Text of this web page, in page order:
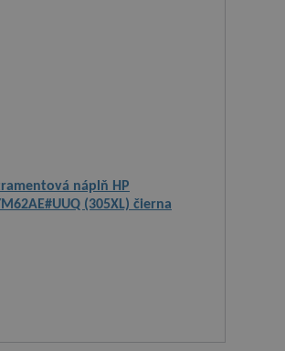
náplň HP
(305XL) čierna